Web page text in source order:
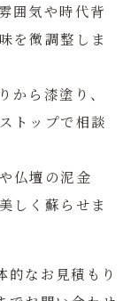
囲気や時代背
を微調整しま
から漆塗り、
トップで相談
仏壇の泥金
しく蘇らせま
なお見積もり